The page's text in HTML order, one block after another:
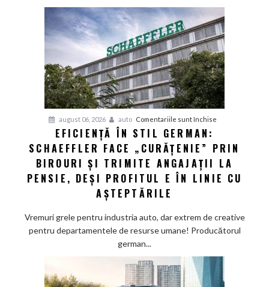
datele
de
siguranță
ale
sistemului
„Full
Self-
Driving”
august 06, 2026 auto Comentariile sunt închise
în
stil
Schaeffler
trimite
EFICIENȚĂ ÎN STIL GERMAN:
SCHAEFFLER FACE „CURĂȚENIE” PRIN
BIROURI ȘI TRIMITE ANGAJAȚII LA
PENSIE, DEȘI PROFITUL E ÎN LINIE CU
AȘTEPTĂRILE
Vremuri grele pentru industria auto, dar extrem de creative
pentru departamentele de resurse umane! Producătorul
german...